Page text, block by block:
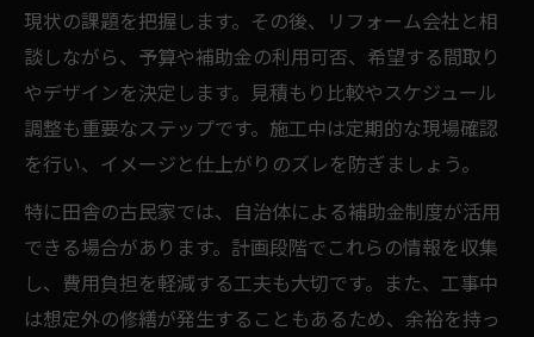
現状の課題を把握します。その後、リフォーム会社と相
談しながら、予算や補助金の利用可否、希望する間取り
やデザインを決定します。見積もり比較やスケジュール
調整も重要なステップです。施工中は定期的な現場確認
を行い、イメージと仕上がりのズレを防ぎましょう。
特に田舎の古民家では、自治体による補助金制度が活用
できる場合があります。計画段階でこれらの情報を収集
し、費用負担を軽減する工夫も大切です。また、工事中
は想定外の修繕が発生することもあるため、余裕を持っ